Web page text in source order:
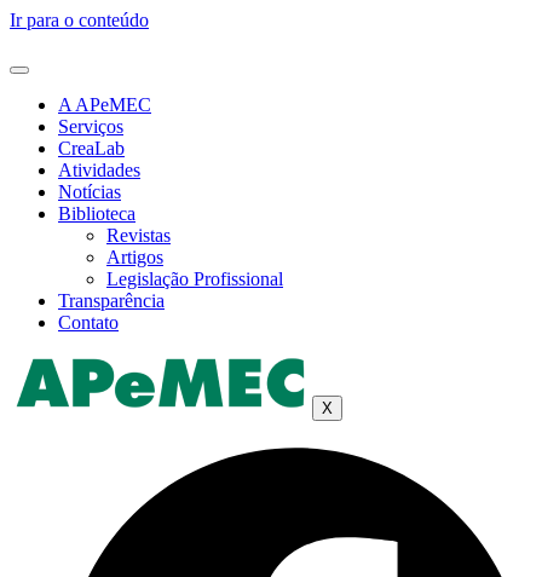
Ir para o conteúdo
A APeMEC
Serviços
CreaLab
Atividades
Notícias
Biblioteca
Revistas
Artigos
Legislação Profissional
Transparência
Contato
X